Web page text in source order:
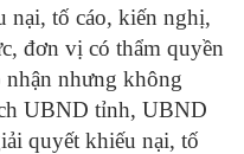
nại, tố cáo, kiến nghị,
đơn vị có thẩm quyền
nhưng không
UBND tỉnh, UBND
quyết khiếu nại, tố